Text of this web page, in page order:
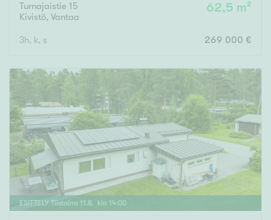
Turnajaistie 15
Kivistö, Vantaa
62,5 m²
3h, k, s 269 000 €
ESITTELY Tiistaina 11 .8. klo 14:00